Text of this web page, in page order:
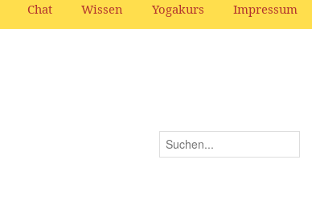
Chat Wissen Yogakurs Impressum